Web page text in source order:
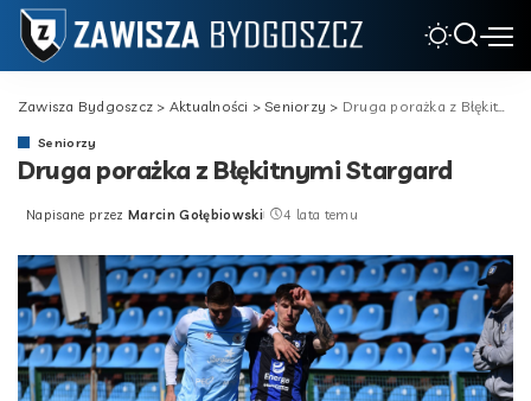
Zawisza Bydgoszcz > Aktualności >Seniorzy > Druga porażka z Błękitnymi Stargard
Seniorzy
Druga porażka z Błękitnymi Stargard
Posted
Napisane przez Marcin Gołębiowski 4 lata temu